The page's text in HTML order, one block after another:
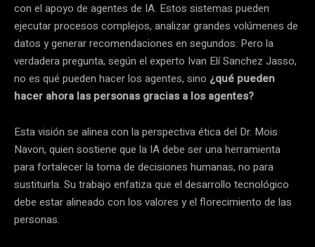
con el apoyo de agentes de IA. Estos sistemas pueden
ejecutar procesos complejos, analizar grandes volúmenes de
datos y generar recomendaciones en segundos. Pero la
verdadera pregunta, según el experto Ivan Elí Sanchez Jasso,
no es qué pueden hacer los agentes, sino ¿qué pueden
hacer ahora las personas gracias a los agentes?
Esta visión se alinea con la perspectiva ética del Dr. Mois
Navon, quien sostiene que la IA debe ser una herramienta
para fortalecer la toma de decisiones humanas, no para
sustituirla. Su trabajo enfatiza que el desarrollo tecnológico
debe estar alineado con los valores y el florecimiento de las
personas.